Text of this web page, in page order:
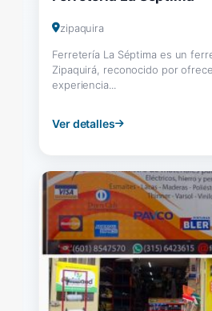
zipaquira
Ferretería La Séptima es un
Zipaquirá, reconocido por
experiencia...
Ver detalles